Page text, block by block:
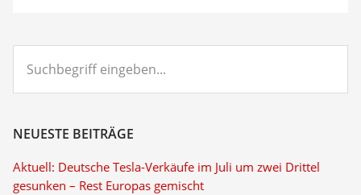
eingeben...
NEUESTE BEITRÄGE
Aktuell: Deutsche Tesla-Verkäufe im Juli um zwei Drittel
gesunken – Rest Europas gemischt